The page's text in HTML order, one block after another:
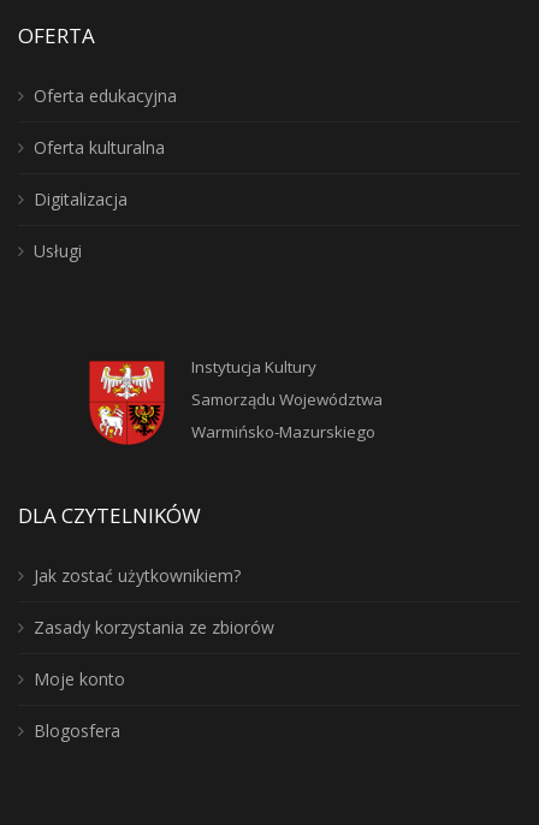
OFERTA
Oferta edukacyjna
Oferta kulturalna
Digitalizacja
Usługi
Instytucja Kultury
Samorządu Województwa
Warmińsko-Mazurskiego
DLA CZYTELNIKÓW
Jak zostać użytkownikiem?
Zasady korzystania ze zbiorów
Moje konto
Blogosfera